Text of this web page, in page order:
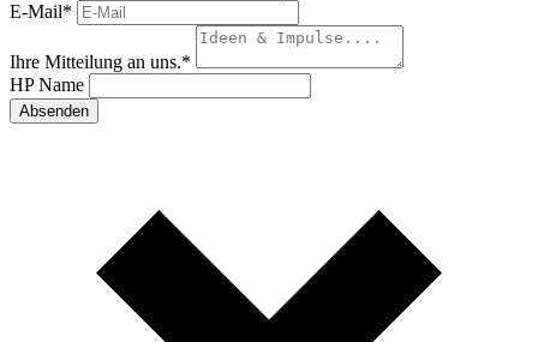
E-Mail*
Ihre Mitteilung an uns.*
HP Name
Absenden